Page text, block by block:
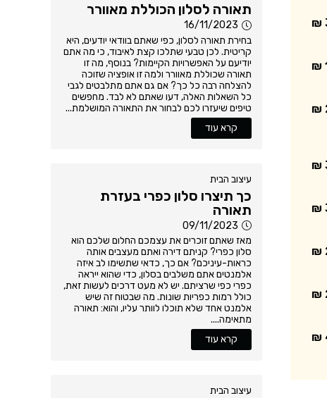
תאורה לסלון הכוללת מאוורר
16/11/2023
בחירת תאורה לסלון, כפי שאתם בוודאי יודעים, היא
קריטית. לכן טבעי שתלכו קצת לאיבוד, כי מה אתם
יודיעם על האפשרויות הקיימות? בנוסף, מה זו
תאורה שכוללת מאוורר ולמה זו אופציה שזוכה
להצלחה רבה כל כך? אם גם אתם מתלבטים לגבי
כל השאלות האלה, דעו שאתם לא לבד. מחפשים
טיפים שיעזרו לכם לבחור את התאורה המושלמת...
קרא עוד
עיצוב הבית
כך תיצרו סלון כפרי בעזרת
תאורה
09/11/2023
מאז שאתם זוכרים את עצמכם החלום שלכם הוא
סלון כפרי? קניתם דירה ואתם מעצבים אותה
כראות-עיניכם? אם כך, כדאי שתשימו לב איזה
אלמנטים אתם משלבים בסלון, כדי שהוא ייראה
כפרי כפי שרציתם. יש לא מעט דרכים לעשות זאת,
כולל רמות כפריות שונות. מה שבטוח זה שיש
אלמנט אחד שלא תוכלו לוותר עליו, והוא: תאורה
מתאימה....
קרא עוד
עיצוב הבית